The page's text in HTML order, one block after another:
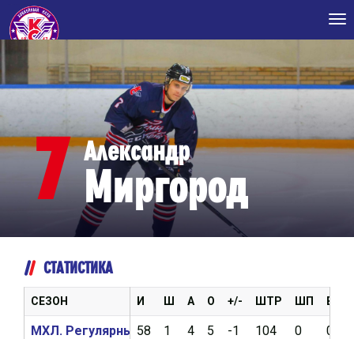
7 Александр
Миргород
СТАТИСТИКА
И Ш А О +/- ШТР ШП ВБР
58 1 4 5 -1 104 0 0
СЕЗОН
МХЛ. Регулярный чемпионат 2020/2021